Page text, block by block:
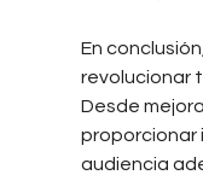
En
revolucionar
Desde
proporcionar
audiencia